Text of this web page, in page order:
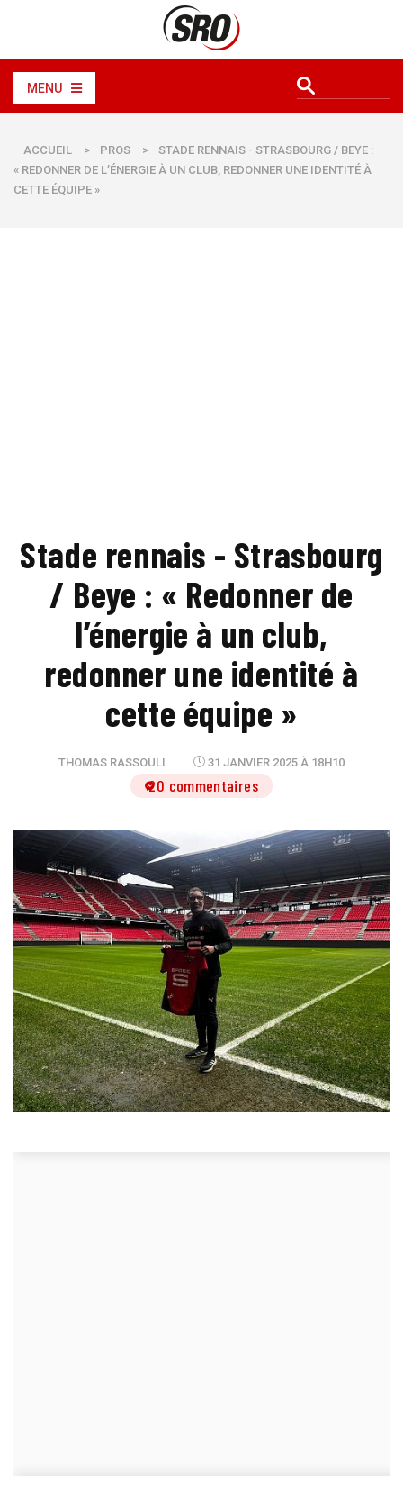
MENU
ACCUEIL > PROS >
STADE RENNAIS - STRASBOURG / BEYE :
« REDONNER DE L’ÉNERGIE À UN CLUB, REDONNER UNE IDENTITÉ À
CETTE ÉQUIPE »
Stade rennais - Strasbourg
/ Beye : « Redonner de
l’énergie à un club,
redonner une identité à
cette équipe »
THOMAS RASSOULI 31 JANVIER 2025 À 18H10
20 commentaires